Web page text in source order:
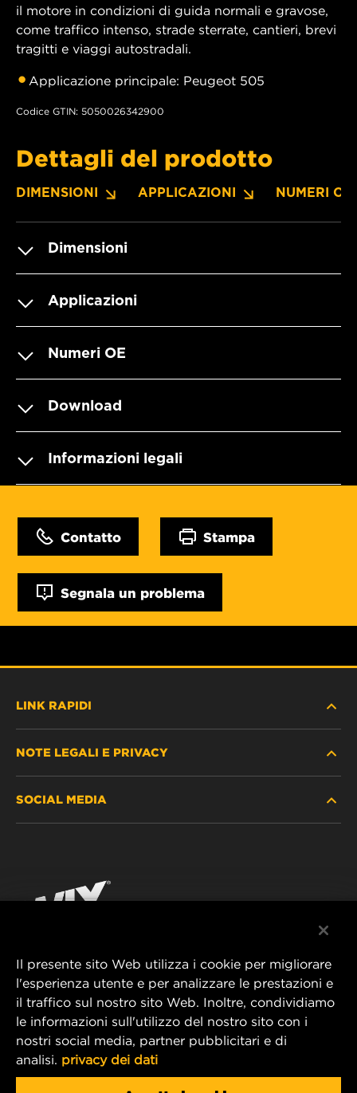
il motore in condizioni di guida normali e gravose,
come traffico intenso, strade sterrate, cantieri, brevi
tragitti e viaggi autostradali.
Applicazione principale: Peugeot 505
Codice GTIN: 5050026342900
Dettagli del prodotto
DIMENSIONI APPLICAZIONI NUMERI OE
Dimensioni
Applicazioni
Numeri OE
Download
Informazioni legali
Contatto Stampa
Segnala un problema
LINK RAPIDI
DOVE ACQUISTARE
CONTATTACI
NOTE LEGALI E PRIVACY
IMPRESSUM
SOCIAL MEDIA
YouTube
MANN+HUMMEL FT Poland
ul. Wrocławska 145,
63-800 GOSTYŃ, POLAND
Tel. +48 65 572 89 00
E-mail:info@mann-hummel.com
Il presente sito Web utilizza i cookie per migliorare
l'esperienza utente e per analizzare le prestazioni e
il traffico sul nostro sito Web. Inoltre, condividiamo
le informazioni sull'utilizzo del nostro sito con i
nostri social media, partner pubblicitari e di
analisi. privacy dei dati